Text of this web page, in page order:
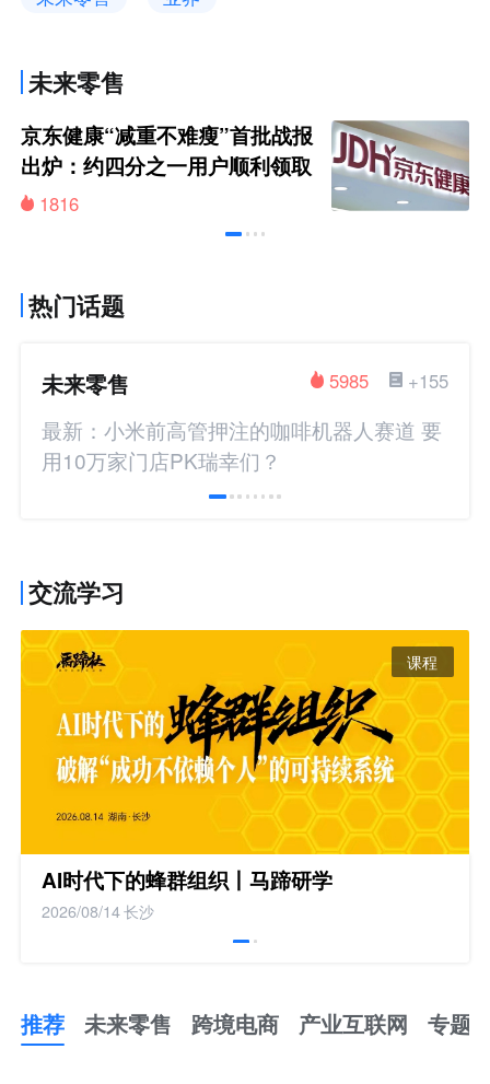
未来零售
京东健康“减重不难瘦”首批战报
出炉：约四分之一用户顺利领取
200元挑战金
1816
热门话题
未来零售 +155
5985
最新：小米前高管押注的咖啡机器人赛道 要
用10万家门店PK瑞幸们？
交流学习
课程
AI时代下的蜂群组织丨马蹄研学
2026/08/14长沙
推荐 未来零售 跨境电商 产业互联网 专题